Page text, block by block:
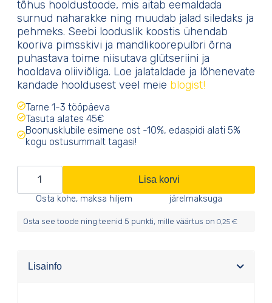
tõhus hooldustoode, mis aitab eemaldada
surnud naharakke ning muudab jalad siledaks ja
pehmeks. Seebi looduslik koostis ühendab
kooriva pimsskivi ja mandlikoorepulbri õrna
puhastava toime niisutava glütseriini ja
hooldava oliiviõliga. Loe jalataldade ja lõhenevate
kandade hooldusest veel meie blogist!
Tarne 1-3 tööpäeva
Tasuta alates 45€
Boonusklubile esimene ost -10%, edaspidi alati 5%
kogu ostusummalt tagasi!
Kooriv
jalaseep
Lisa korvi
Osta kohe, maksa hiljem
järelmaksuga
Osta see toode ning teenid 5 punkti, mille väärtus on 0,25 €
Lisainfo